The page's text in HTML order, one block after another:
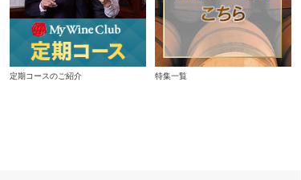
定期コースのご紹介 特集一覧